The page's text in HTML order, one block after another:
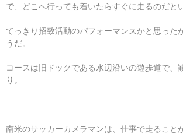
で、どこへ行っても着いたらすぐに走るのだと
てっきり招致活動のパフォーマンスかと思った
うだ。
コースは旧ドックである水辺沿いの遊歩道で、
り。
南米のサッカーカメラマンは、仕事で走ること